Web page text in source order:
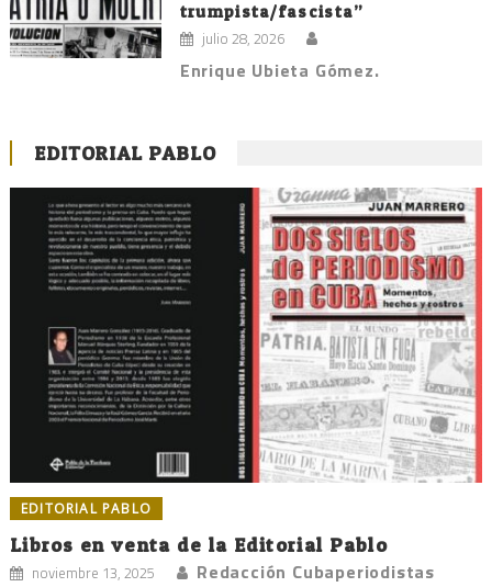
trumpista/fascista”
julio 28, 2026
Enrique Ubieta Gómez.
EDITORIAL PABLO
EDITORIAL PABLO
Libros en venta de la Editorial Pablo
noviembre 13, 2025 Redacción Cubaperiodistas